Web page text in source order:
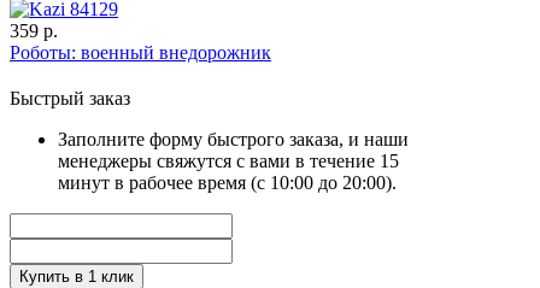
359 р.
Роботы: военный внедорожник
Быстрый заказ
Заполните форму быстрого заказа, и наши
менеджеры свяжутся с вами в течение 15
минут в рабочее время (с 10:00 до 20:00).
Купить в 1 клик